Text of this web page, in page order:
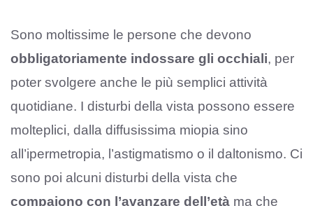
Sono moltissime le persone che devono
obbligatoriamente indossare gli occhiali, per
poter svolgere anche le più semplici attività
quotidiane. I disturbi della vista possono essere
molteplici, dalla diffusissima miopia sino
all’ipermetropia, l’astigmatismo o il daltonismo. Ci
sono poi alcuni disturbi della vista che
compaiono con l’avanzare dell’età ma che